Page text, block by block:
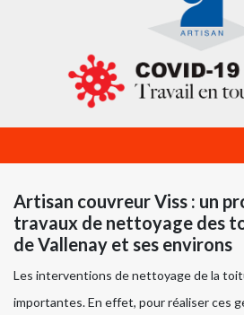
Artisan couvreur Viss : un
travaux de nettoyage des
de Vallenay et ses environs
Les interventions de nettoyage de la
importantes. En effet, pour réaliser ces